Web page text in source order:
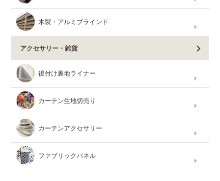
木製・アルミブラインド
アクセサリー・雑貨
後付け裏地ライナー
カーテン生地切売り
カーテンアクセサリー
ファブリックパネル